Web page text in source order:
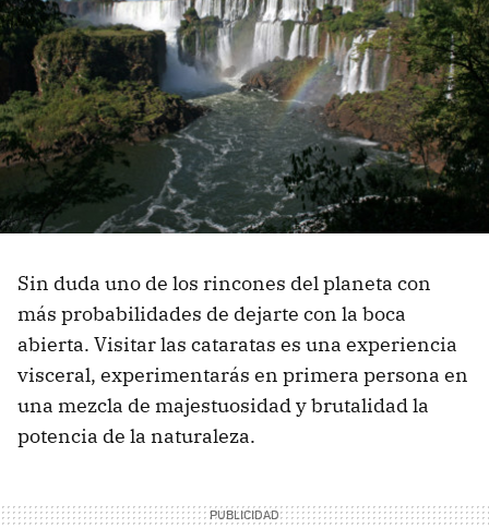
Sin duda uno de los rincones del planeta con
más probabilidades de dejarte con la boca
abierta. Visitar las cataratas es una experiencia
visceral, experimentarás en primera persona en
una mezcla de majestuosidad y brutalidad la
potencia de la naturaleza.